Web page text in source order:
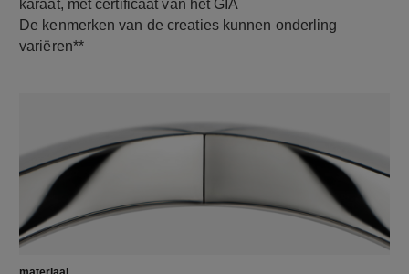
karaat, met certificaat van het GIA
De kenmerken van de creaties kunnen onderling
variëren**